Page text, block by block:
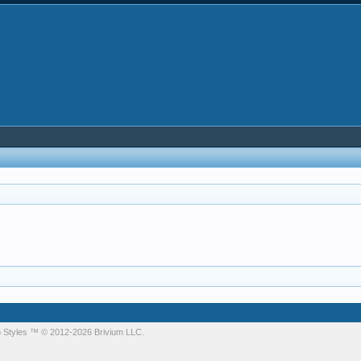
Styles ™ © 2012-2026 Brivium LLC.